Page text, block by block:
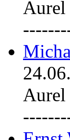
Aurel
Aurel